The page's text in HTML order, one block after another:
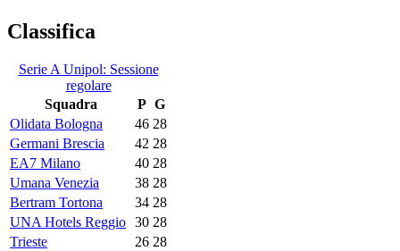
Classifica
Serie A Unipol: Sessione
regolare
Squadra
P G
Olidata Bologna
46 28
Germani Brescia
42 28
EA7 Milano
40 28
Umana Venezia
38 28
Bertram Tortona
34 28
UNA Hotels Reggio 30 28
Trieste
26 28